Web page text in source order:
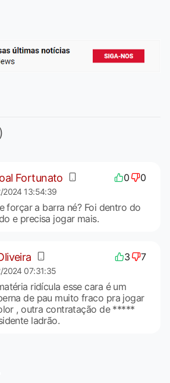
Fortunato 0 0
2024 13:54:39
forçar a barra né? Foi dentro do
e precisa jogar mais.
3 7
2024 07:31:35
ridícula esse cara é um
de pau muito fraco pra jogar
, outra contratação de *****
ladrão.